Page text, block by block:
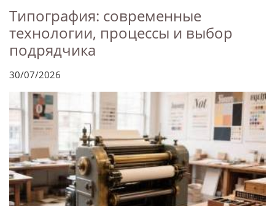
Типография: современные
технологии, процессы и выбор
подрядчика
30/07/2026